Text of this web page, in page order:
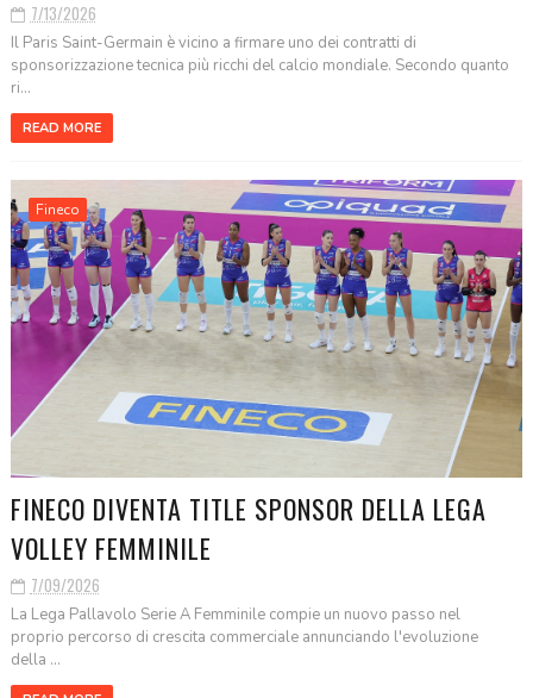
7/13/2026
Il Paris Saint-Germain è vicino a firmare uno dei contratti di
sponsorizzazione tecnica più ricchi del calcio mondiale. Secondo quanto
ri...
READ MORE
Fineco
FINECO DIVENTA TITLE SPONSOR DELLA LEGA
VOLLEY FEMMINILE
7/09/2026
La Lega Pallavolo Serie A Femminile compie un nuovo passo nel
proprio percorso di crescita commerciale annunciando l'evoluzione
della ...